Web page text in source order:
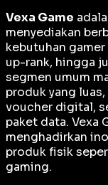
Vexa Game
menyediakan
kebutuhan
up-rank, hingga
segmen umum
produk yang
voucher digital,
paket data. Vexa
menghadirkan
produk fisik
gaming.